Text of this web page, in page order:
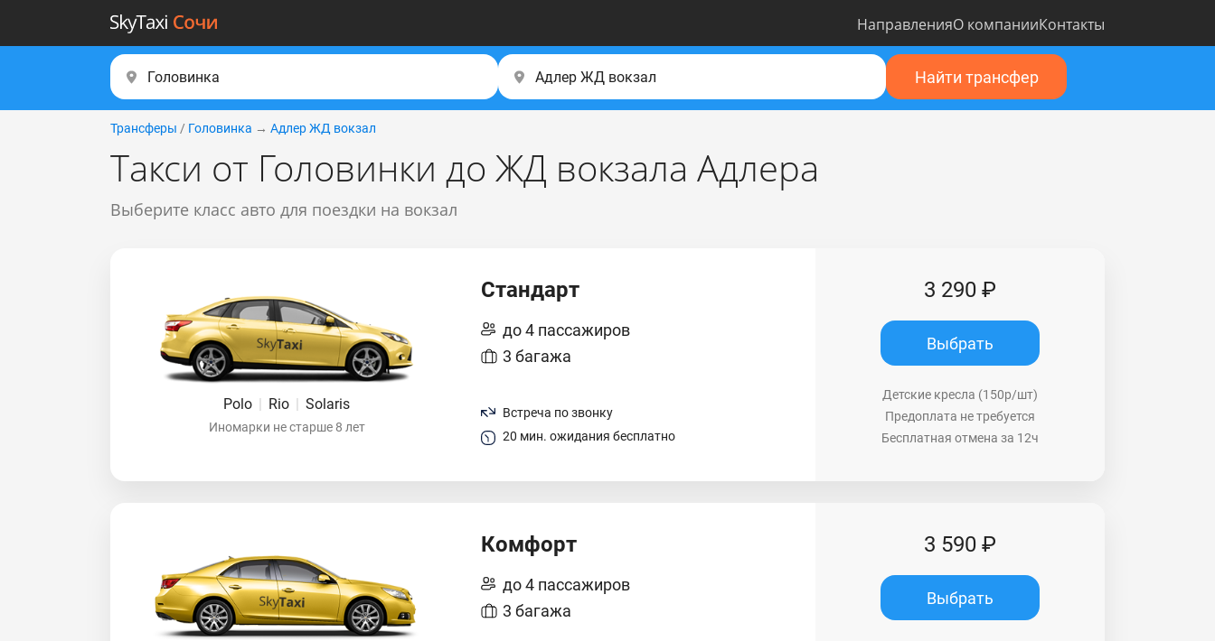
НаправленияО компанииКонтакты
Найти трансфер
Трансферы / Головинка → Адлер ЖД вокзал
Такси от Головинки до ЖД вокзала Адлера
Выберите класс авто для поездки на вокзал
Polo | Rio | Solaris
Иномарки не старше 8 лет
Стандарт
до 4 пассажиров
3 багажа
Встреча по звонку
20 мин. ожидания бесплатно
3 290 ₽
Выбрать
Детские кресла (150р/шт)
Предоплата не требуется
Бесплатная отмена за 12ч
Комфорт
до 4 пассажиров
3 багажа
3 590 ₽
Выбрать